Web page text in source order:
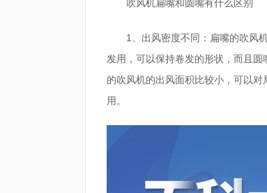
吹风机扁嘴和圆嘴有什么区别
1、出风密度不同：扁嘴的吹风
发用，可以保持卷发的形状，而且
的吹风机的出风面积比较小，可以
用。